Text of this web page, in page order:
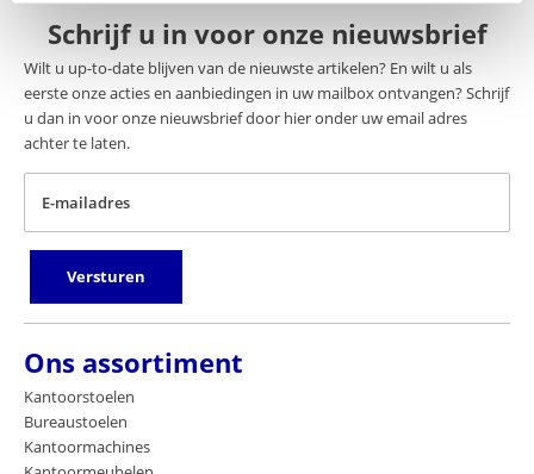
Schrijf u in voor onze nieuwsbrief
Wilt u up-to-date blijven van de nieuwste artikelen? En wilt u als
eerste onze acties en aanbiedingen in uw mailbox ontvangen? Schrijf
u dan in voor onze nieuwsbrief door hier onder uw email adres
achter te laten.
E-mailadres
Versturen
Ons assortiment
Kantoorstoelen
Bureaustoelen
Kantoormachines